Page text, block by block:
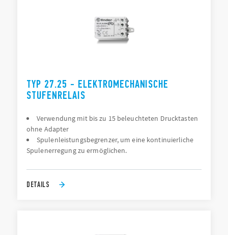
TYP 27.25 - ELEKTROMECHANISCHE
STUFENRELAIS
Verwendung mit bis zu 15 beleuchteten Drucktasten
ohne Adapter
Spulenleistungsbegrenzer, um eine kontinuierliche
Spulenerregung zu ermöglichen.
DETAILS